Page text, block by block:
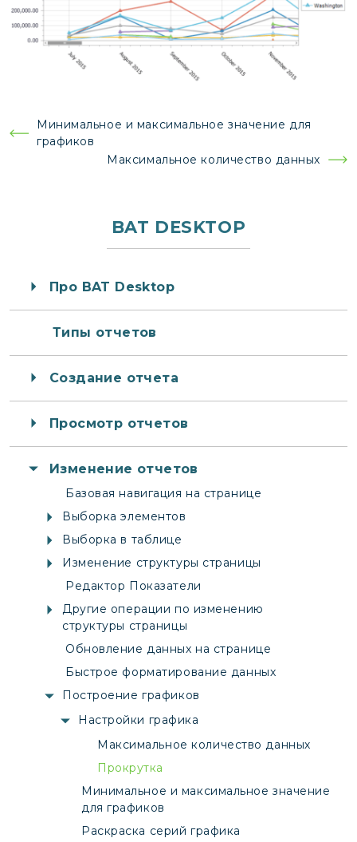
Навигация
Минимальное и максимальное значение для
графиков
Максимальное количество данных
BAT DESKTOP
Про BAT Desktop
Типы отчетов
Создание отчета
Просмотр отчетов
Изменение отчетов
Базовая навигация на странице
Выборка элементов
Выборка в таблице
Изменение структуры страницы
Редактор Показатели
Другие операции по изменению
структуры страницы
Обновление данных на странице
Быстрое форматирование данных
Построение графиков
Настройки графика
Максимальное количество данных
Прокрутка
Минимальное и максимальное значение
для графиков
Раскраска серий графика